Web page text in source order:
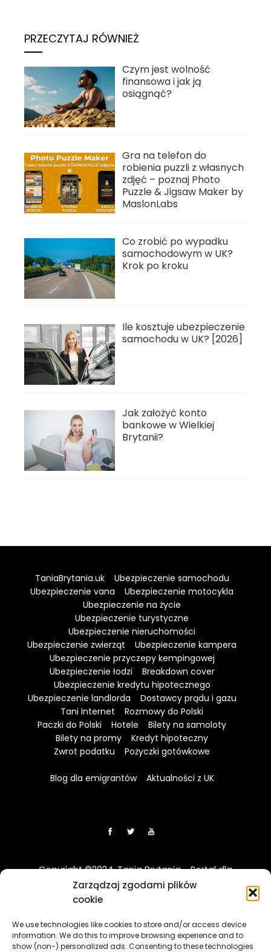
Zarządzaj zgodami plików
cookie
We use technologies like cookies to store and/or access device
information. We do this to improve browsing experience and to
show (non-) personalized ads. Consenting to these technologies
PRZECZYTAJ RÓWNIEŻ
Czym jest wolność
finansowa i jak ją
osiągnąć?
Gra na telefon do
robienia puzzli z własnych
zdjęć – poznaj Photo
Puzzle & Jigsaw Maker by
MaslonLabs
Co zrobić po wypadku
samochodowym w UK?
Krok po kroku
Ile kosztuje ubezpieczenie
samochodu w UK? [2026]
Jak założyć konto
bankowe w Wielkiej
Brytanii?
TaniaBrytania.uk
Ubezpieczenie samochodu
Ubezpieczenie vana
Ubezpieczenie motocykla
Ubezpieczenie na życie
Ubezpieczenie turystyczne
Ubezpieczenie nieruchomości
Ubezpieczenie zwierząt
Ubezpieczenie kampera
Ubezpieczenie przyczepy kempingowej
Ubezpieczenie łodzi
Breakdown cover
Ubezpieczenie kredytu hipotecznego
Ubezpieczenie landlorda
Dostawcy prądu i gazu
Tani Internet
Rozmowy do Polski
Paczki do Polski
Hotele
Bilety na samoloty
Bilety na promy
Kredyt hipoteczny
Zwrot podatku
Pożyczki gotówkowe
Blog dla emigrantów Aktualności z UK
Copyright ©2024. Tania Brytania - Portal dla
Polaków w UK
przez Financial Conduct Authority (FCA) i jest prowadzona
wyłącznie w celach informacyjno-edukacyjnych. Treści